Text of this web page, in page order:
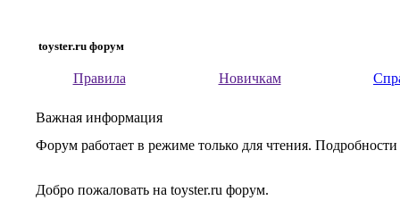
toyster.ru форум
Правила Новичкам
Важная информация
Форум работает в режиме только для чтения.
Добро пожаловать на toyster.ru форум.